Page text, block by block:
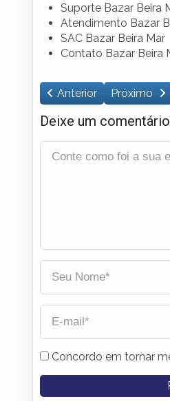
Suporte Bazar Beira
Atendimento Bazar
SAC Bazar Beira Mar
Contato Bazar Beira
Anterior Próximo
Deixe um comentário
Concordo em tornar